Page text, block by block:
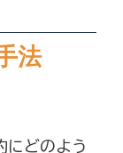
法
にどのよう